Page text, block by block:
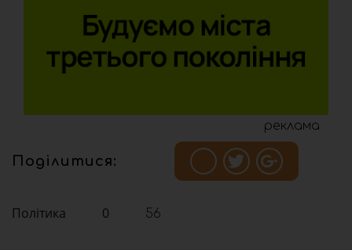
реклама
Поділитися:
Політика 0 56